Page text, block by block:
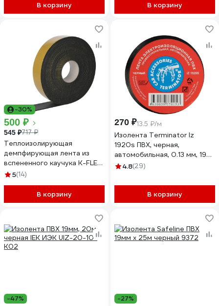
В корзину В корзину
-30%
500 ₽
545 ₽717 ₽
Теплоизолирующая
демпфирующая лента из
вспененного каучука K-FLEX
ST 3х50-15 850NS020050
5(14)
В корзину
270 ₽13.5 ₽/м
Изолента Terminator Iz
1920s ПВХ, черная,
автомобильная, 0.13 мм, 19
мм, 20 м 2000251
4.8(29)
В корзину
-47% -27%